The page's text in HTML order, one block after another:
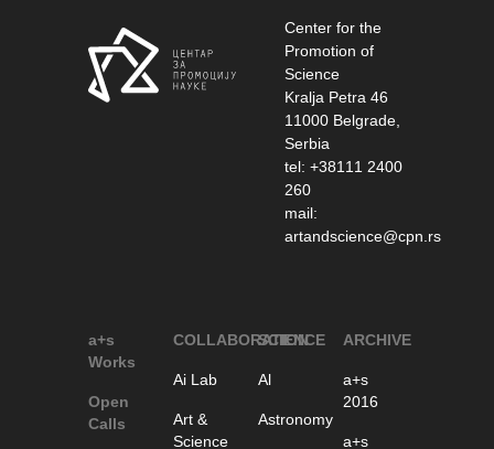
Center for the
Promotion of
Science
Kralja Petra 46
11000 Belgrade,
Serbia
tel: +38111 2400
260
mail:
artandscience@cpn.rs
a+s
Works
Open
Calls
COLLABORATION
Ai Lab
Art &
Science
SCIENCE
Al
Astronomy
ARCHIVE
a+s
2016
a+s